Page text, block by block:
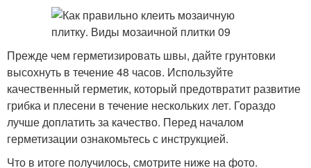
Прежде чем герметизировать швы, дайте грунтовки
высохнуть в течение 48 часов. Используйте
качественный герметик, который предотвратит развитие
грибка и плесени в течение нескольких лет. Гораздо
лучше доплатить за качество. Перед началом
герметизации ознакомьтесь с инструкцией.
Что в итоге получилось, смотрите ниже на фото.